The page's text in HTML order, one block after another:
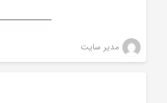
مدیر سایت